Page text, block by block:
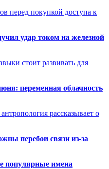
перед покупкой доступа к
удар током на железной
стоит развивать для
переменная облачность
рассказывает о
перебои связи из-за
популярные имена